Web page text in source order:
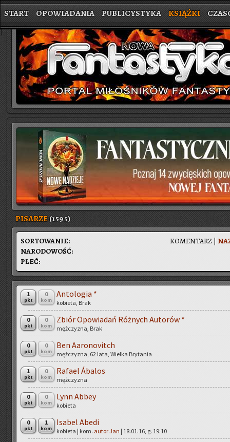
START OPOWIADANIA PUBLICYSTYKA KSIĄŻKI
}
PISARZE(1595)
KO­MEN­TARZ |
SOR­TO­WA­NIE:
NA­RO­DO­WOŚĆ:
PŁEĆ:
1
pkt
0
kom
An­to­lo­gia *
ko­bie­ta, Brak
0
pkt
0
kom
Zbiór Opo­wia­dań Róż­nych Au­to­rów *
męż­czy­zna, Brak
0
pkt
0
kom
Ben Aaro­no­vitch
męż­czy­zna, 62 lata, Wiel­ka Bry­ta­nia
1
pkt
0
kom
Ra­fa­el Ábalos
męż­czy­zna
0
pkt
0
kom
Lynn Abbey
ko­bie­ta
0
pkt
1
kom
Isa­bel Abedi
ko­bie­ta | kom. autor Jan | 18.01.16, g. 19:10